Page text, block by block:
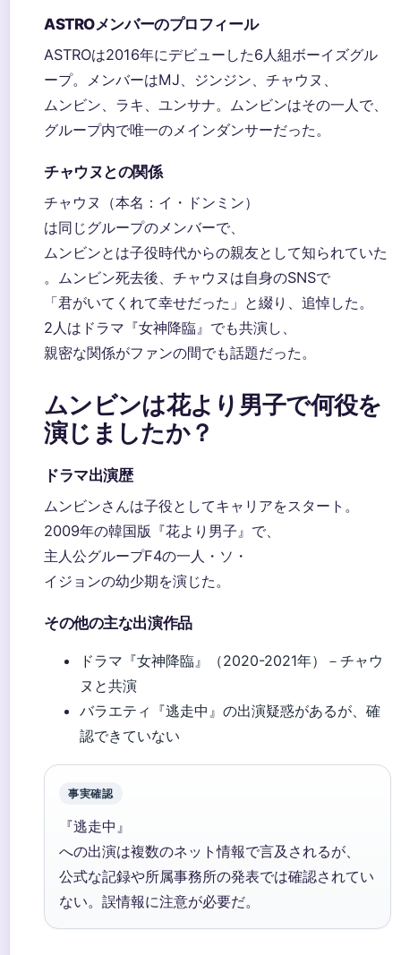
ASTROメンバーのプロフィール
ASTROは2016年にデビューした6人組ボーイズグル
ープ。メンバーはMJ、ジンジン、チャウヌ、
ムンビン、ラキ、ユンサナ。ムンビンはその一人で、
グループ内で唯一のメインダンサーだった。
チャウヌとの関係
チャウヌ（本名：イ・ドンミン）
は同じグループのメンバーで、
ムンビンとは子役時代からの親友として知られていた
。ムンビン死去後、チャウヌは自身のSNSで
「君がいてくれて幸せだった」と綴り、追悼した。
2人はドラマ『女神降臨』でも共演し、
親密な関係がファンの間でも話題だった。
ムンビンは花より男子で何役を
演じましたか？
ドラマ出演歴
ムンビンさんは子役としてキャリアをスタート。
2009年の韓国版『花より男子』で、
主人公グループF4の一人・ソ・
イジョンの幼少期を演じた。
その他の主な出演作品
ドラマ『女神降臨』（2020-2021年）－チャウ
ヌと共演
バラエティ『逃走中』の出演疑惑があるが、確
認できていない
事実確認
『逃走中』
への出演は複数のネット情報で言及されるが、
公式な記録や所属事務所の発表では確認されてい
ない。誤情報に注意が必要だ。